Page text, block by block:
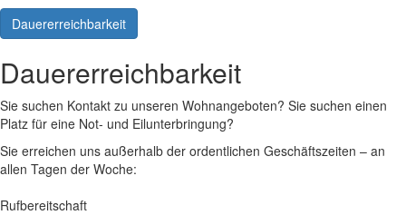
Dauererreichbarkeit
Dauererreichbarkeit
Sie suchen Kontakt zu unseren Wohnangeboten? Sie suchen einen
Platz für eine Not- und Eilunterbringung?
Sie erreichen uns außerhalb der ordentlichen Geschäftszeiten – an
allen Tagen der Woche:
Rufbereitschaft